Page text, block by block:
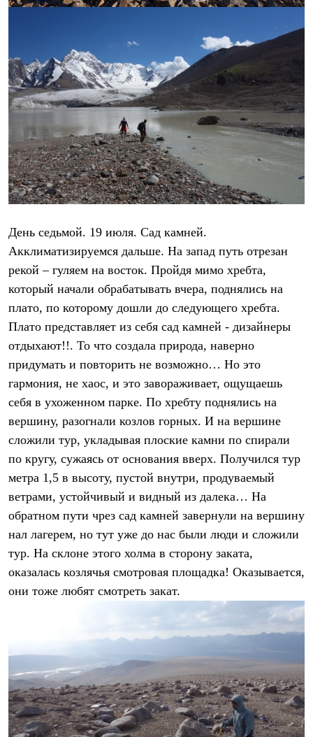
День седьмой. 19 июля. Сад камней.
Акклиматизируемся дальше. На запад путь отрезан
рекой – гуляем на восток. Пройдя мимо хребта,
который начали обрабатывать вчера, поднялись на
плато, по которому дошли до следующего хребта.
Плато представляет из себя сад камней - дизайнеры
отдыхают!!. То что создала природа, наверно
придумать и повторить не возможно… Но это
гармония, не хаос, и это завораживает, ощущаешь
себя в ухоженном парке. По хребту поднялись на
вершину, разогнали козлов горных. И на вершине
сложили тур, укладывая плоские камни по спирали
по кругу, сужаясь от основания вверх. Получился тур
метра 1,5 в высоту, пустой внутри, продуваемый
ветрами, устойчивый и видный из далека… На
обратном пути чрез сад камней завернули на вершину
нал лагерем, но тут уже до нас были люди и сложили
тур. На склоне этого холма в сторону заката,
оказалась козлячья смотровая площадка! Оказывается,
они тоже любят смотреть закат.